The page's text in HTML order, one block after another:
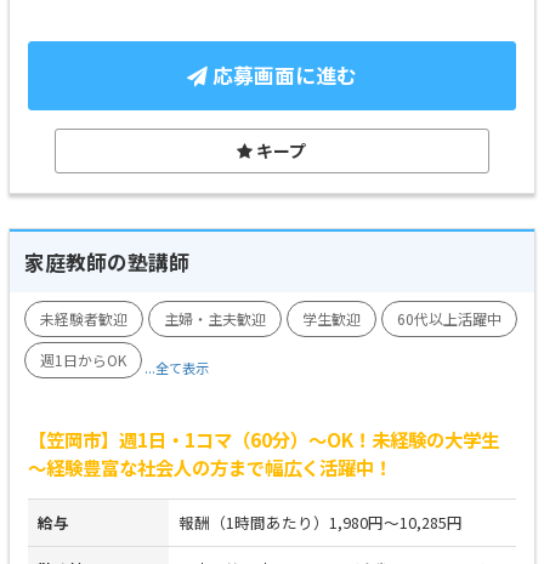
応募画面に進む
キープ
家庭教師の塾講師
未経験者歓迎 主婦・主夫歓迎 学生歓迎
60代以上活躍中
週1日からOK
...全て表示
【笠岡市】週1日・1コマ（60分）～OK！未経験の大学生
～経験豊富な社会人の方まで幅広く活躍中！
給与 報酬（1時間あたり）1,980円～10,285円